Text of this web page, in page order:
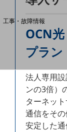
工事・故障情報
お客さまサポートサ
SDPFナレッジセンタ
OCN
プラン
法人専用
ンの3倍）
ターネッ
通信をそ
安定した通